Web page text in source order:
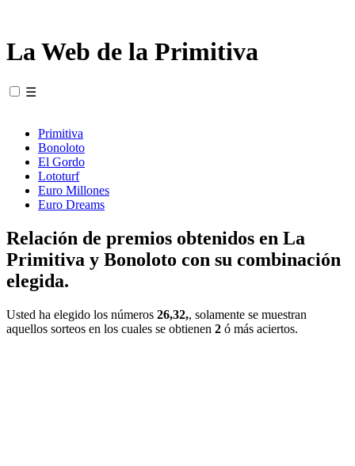
La Web de la Primitiva
☰
Primitiva
Bonoloto
El Gordo
Lototurf
Euro Millones
Euro Dreams
Relación de premios obtenidos en La
Primitiva y Bonoloto con su combinación
elegida.
Usted ha elegido los números 26,32,, solamente se muestran
aquellos sorteos en los cuales se obtienen 2 ó más aciertos.